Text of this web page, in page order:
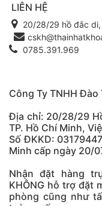
Công Ty TNHH Đào
Địa chỉ: 20/28/29
TP. Hồ Chí Minh,
Số ĐKKD:
Minh cấp ngày 20/
Nhận đặt hàng
KHÔNG hỗ trợ đặt
phòng cũng như
LIÊN HỆ
20/28/29 hồ đắc
0785.391.969